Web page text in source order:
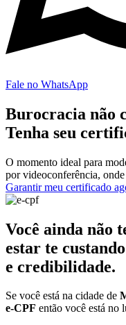
Fale no WhatsApp
Burocracia não
Tenha seu
O momento ideal para
por videoconferência,
Garantir meu certificado
Você ainda não
estar te
e credibilidade.
Se você está na cidade de
e-CPF então você está no